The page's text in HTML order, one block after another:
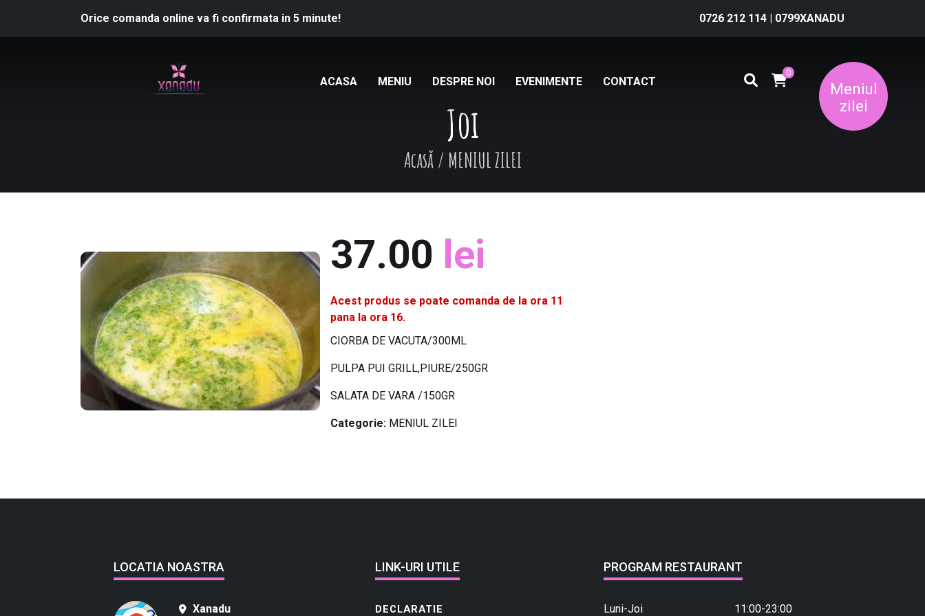
Orice comanda online va fi confirmata in 5 minute! 0726 212 114 | 0799XANADU
ACASA MENIU DESPRE NOI EVENIMENTE CONTACT
0
Meniul
zilei
Joi
Acasă / MENIUL ZILEI
37.00 lei
Acest produs se poate comanda de la ora 11
pana la ora 16.
CIORBA DE VACUTA/300ML
PULPA PUI GRILL,PIURE/250GR
SALATA DE VARA /150GR
Categorie: MENIUL ZILEI
LOCATIA NOASTRA
Xanadu
LINK-URI UTILE
DECLARATIE
PROGRAM RESTAURANT
Luni-Joi 11:00-23:00